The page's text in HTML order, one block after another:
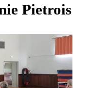
Pietrois